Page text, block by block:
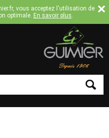
vous acceptez l'utilisation de
optimale. En savoir plus.